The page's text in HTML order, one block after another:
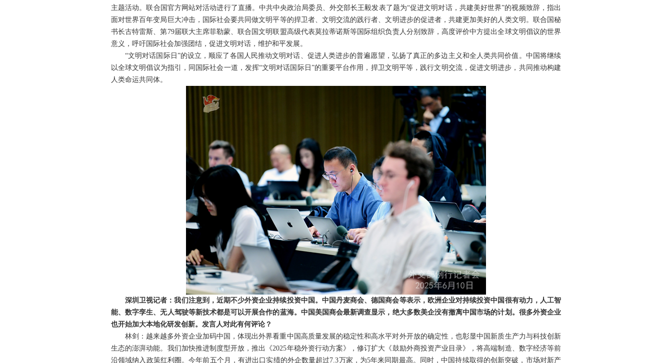
主题活动。联合国官方网站对活动进行了直播。中共中央政治局委员、外交部长王毅发表了题为“促进文明对话，共建美好世界”的视频致辞，指出
面对世界百年变局巨大冲击，国际社会要共同做文明平等的捍卫者、文明交流的践行者、文明进步的促进者，共建更加美好的人类文明。联合国秘
书长古特雷斯、第79届联大主席菲勒蒙、联合国文明联盟高级代表莫拉蒂诺斯等国际组织负责人分别致辞，高度评价中方提出全球文明倡议的世界
意义，呼吁国际社会加强团结，促进文明对话，维护和平发展。
“文明对话国际日”的设立，顺应了各国人民推动文明对话、促进人类进步的普遍愿望，弘扬了真正的多边主义和全人类共同价值。中国将继续
以全球文明倡议为指引，同国际社会一道，发挥“文明对话国际日”的重要平台作用，捍卫文明平等，践行文明交流，促进文明进步，共同推动构建
人类命运共同体。
深圳卫视记者：我们注意到，近期不少外资企业持续投资中国。中国丹麦商会、德国商会等表示，欧洲企业对持续投资中国很有动力，人工智
能、数字孪生、无人驾驶等新技术都是可以开展合作的蓝海。中国美国商会最新调查显示，绝大多数美企没有撤离中国市场的计划。很多外资企业
也开始加大本地化研发创新。发言人对此有何评论？
林剑：越来越多外资企业加码中国，体现出外界看重中国高质量发展的稳定性和高水平对外开放的确定性，也彰显中国新质生产力与科技创新
生态的澎湃动能。我们加快推进制度型开放，推出《2025年稳外资行动方案》，修订扩大《鼓励外商投资产业目录》，将高端制造、数字经济等前
沿领域纳入政策红利圈。今年前五个月，有进出口实绩的外企数量超过7.3万家，为5年来同期最高。同时，中国持续取得的创新突破，市场对新产